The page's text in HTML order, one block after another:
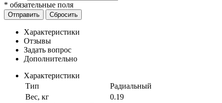
* обязательные поля
Отправить Сбросить
Характеристики
Отзывы
Задать вопрос
Дополнительно
Характеристики
Тип
Радиальный
Вес, кг
0.19